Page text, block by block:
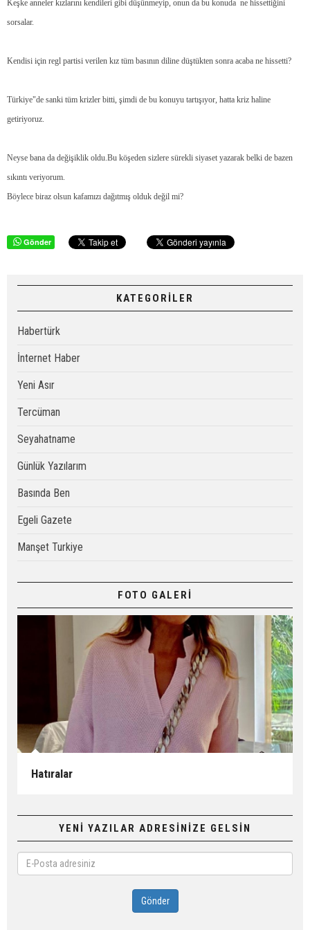
Keşke anneler kızlarını kendileri gibi düşünmeyip, onun da bu konuda ne hissettiğini
sorsalar.
Kendisi için regl partisi verilen kız tüm basının diline düştükten sonra acaba ne hissetti?
Türkiye"de sanki tüm krizler bitti, şimdi de bu konuyu tartışıyor, hatta kriz haline
getiriyoruz.
Neyse bana da değişiklik oldu.Bu köşeden sizlere sürekli siyaset yazarak belki de bazen
sıkıntı veriyorum.
Böylece biraz olsun kafamızı dağıtmış olduk değil mi?
Gönder
KATEGORİLER
Habertürk
İnternet Haber
Yeni Asır
Tercüman
Seyahatname
Günlük Yazılarım
Basında Ben
Egeli Gazete
Manşet Turkiye
FOTO GALERİ
Hatıralar
YENİ YAZILAR ADRESİNİZE GELSİN
Posta
adresiniz
Gönder